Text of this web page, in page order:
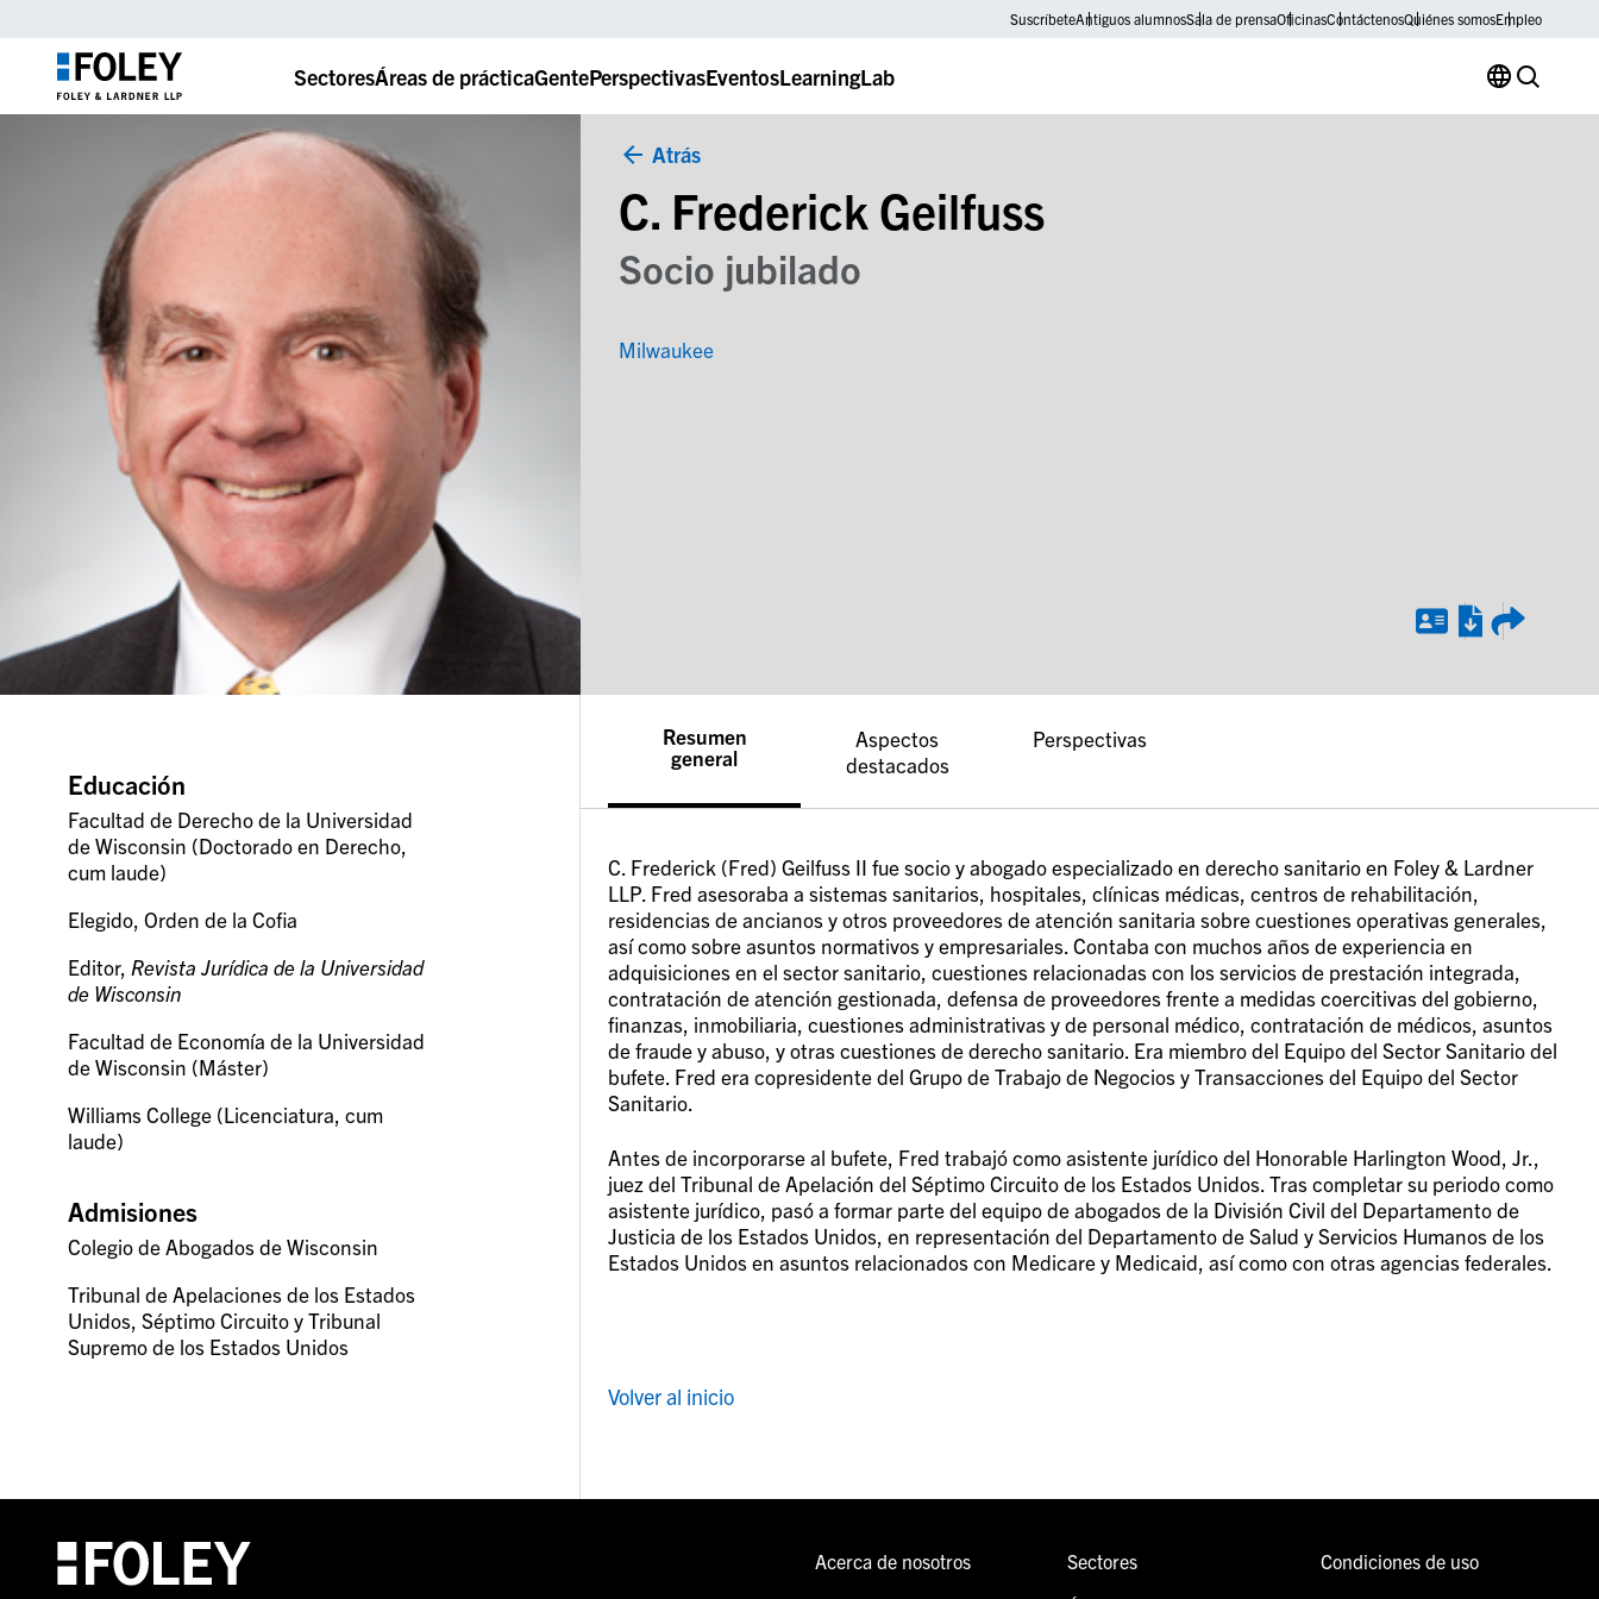
SuscríbeteAntiguos alumnosSala de prensaOficinasContáctenosQuiénes somosEmpleo
SectoresÁreas de prácticaGentePerspectivasEventosLearningLab
Atrás
C. Frederick Geilfuss
Socio jubilado
Milwaukee
Educación
Facultad de Derecho de la Universidad
de Wisconsin (Doctorado en Derecho,
cum laude)
Elegido, Orden de la Cofia
Editor, Revista Jurídica de la Universidad
de Wisconsin
Facultad de Economía de la Universidad
de Wisconsin (Máster)
Williams College (Licenciatura, cum
laude)
Admisiones
Colegio de Abogados de Wisconsin
Tribunal de Apelaciones de los Estados
Unidos, Séptimo Circuito y Tribunal
Supremo de los Estados Unidos
Resumen
general
C. Frederick (Fred) Geilfuss II fue socio y abogado especializado en derecho sanitario en Foley & Lardner
LLP. Fred asesoraba a sistemas sanitarios, hospitales, clínicas médicas, centros de rehabilitación,
residencias de ancianos y otros proveedores de atención sanitaria sobre cuestiones operativas generales,
así como sobre asuntos normativos y empresariales. Contaba con muchos años de experiencia en
adquisiciones en el sector sanitario, cuestiones relacionadas con los servicios de prestación integrada,
contratación de atención gestionada, defensa de proveedores frente a medidas coercitivas del gobierno,
finanzas, inmobiliaria, cuestiones administrativas y de personal médico, contratación de médicos, asuntos
de fraude y abuso, y otras cuestiones de derecho sanitario. Era miembro del Equipo del Sector Sanitario del
bufete. Fred era copresidente del Grupo de Trabajo de Negocios y Transacciones del Equipo del Sector
Sanitario.
Antes de incorporarse al bufete, Fred trabajó como asistente jurídico del Honorable Harlington Wood, Jr.,
juez del Tribunal de Apelación del Séptimo Circuito de los Estados Unidos. Tras completar su periodo como
asistente jurídico, pasó a formar parte del equipo de abogados de la División Civil del Departamento de
Justicia de los Estados Unidos, en representación del Departamento de Salud y Servicios Humanos de los
Estados Unidos en asuntos relacionados con Medicare y Medicaid, así como con otras agencias federales.
Aspectos
destacados
Perspectivas
Volver al inicio
Acerca de nosotros
Sectores
Condiciones de uso